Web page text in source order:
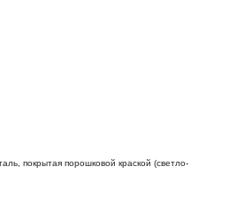
покрытая порошковой краской (светло-